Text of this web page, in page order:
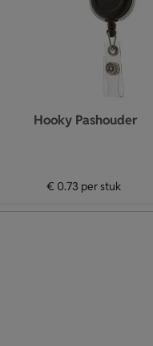
Hooky Pashouder
€ 0.73 per stuk